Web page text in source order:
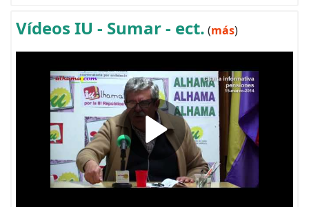
Vídeos IU - Sumar - ect. (más)